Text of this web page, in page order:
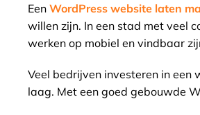
Een WordPress website laten
willen zijn. In een stad met veel
werken op mobiel en vindbaar
Veel bedrijven investeren in
laag. Met een goed gebouwde